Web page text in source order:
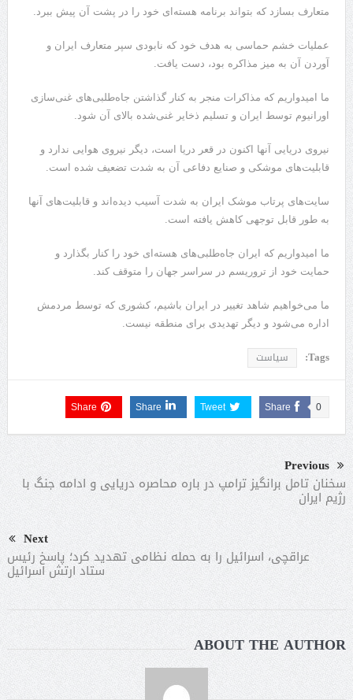
متعارف بسازد که بتواند برنامه هسته‌ای خود را در پشت آن پیش ببرد.
عملیات خشم حماسی به هدف خود که نابودی سپر متعارف ایران و
آوردن آن به میز مذاکره بود، دست یافت.
ما امیدواریم که مذاکرات منجر به کنار گذاشتن جاه‌طلبی‌های غنی‌سازی
اورانیوم توسط ایران و تسلیم ذخایر غنی‌شده بالای آن شود.
نیروی دریایی آنها اکنون در قعر دریا است، دیگر نیروی هوایی ندارد و
قابلیت‌های موشکی و صنایع دفاعی آن به شدت تضعیف شده است.
سایت‌های پرتاب موشک ایران به شدت آسیب دیده‌اند و قابلیت‌های آنها
به طور قابل توجهی کاهش یافته است.
ما امیدواریم که ایران جاه‌طلبی‌های هسته‌ای خود را کنار بگذارد و
حمایت خود از تروریسم در سراسر جهان را متوقف کند.
ما می‌خواهیم شاهد تغییر در ایران باشیم، کشوری که توسط مردمش
اداره می‌شود و دیگر تهدیدی برای منطقه نیست.
Tags: سیاست
Share 0
Tweet
Share
Share
Previous
سخنان تامل برانگیز ترامپ در باره محاصره دریایی و ادامه جنگ با
رژیم ایران
Next
عراقچی، اسرائیل را به حمله نظامی تهدید کرد؛ پاسخ رئیس
ستاد ارتش اسرائیل
ABOUT THE AUTHOR